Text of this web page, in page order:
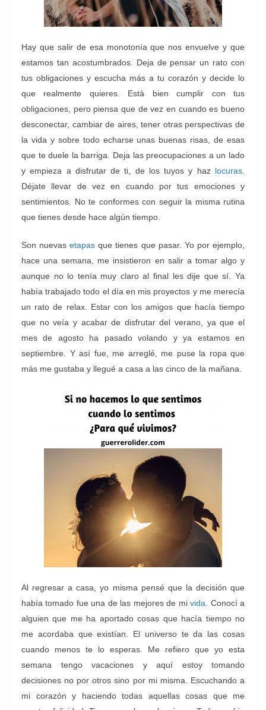
Hay que salir de esa monotonía que nos envuelve y que
estamos tan acostumbrados. Deja de pensar un rato con
tus obligaciones y escucha más a tu corazón y decide lo
que realmente quieres. Está bien cumplir con tus
obligaciones, pero piensa que de vez en cuando es bueno
desconectar, cambiar de aires, tener otras perspectivas de
la vida y sobre todo echarse unas buenas risas, de esas
que te duele la barriga. Deja las preocupaciones a un lado
y empieza a disfrutar de ti, de los tuyos y haz locuras
Déjate llevar de vez en cuando por tus emociones y
sentimientos. No te conformes con seguir la misma rutina
que tienes desde hace algún tiempo.
Son nuevasetapas que tienes que pasar. Yo por ejemplo,
hace una semana, me insistieron en salir a tomar algo y
aunque no lo tenía muy claro al final les dije que sí. Ya
había trabajado todo el día en mis proyectos y me merecía
un rato de relax. Estar con los amigos que hacía tiempo
que no veía y acabar de disfrutar del verano, ya que el
mes de agosto ha pasado volando y ya estamos en
septiembre. Y así fue, me arreglé, me puse la ropa que
más me gustaba y llegué a casa a las cinco de la mañana.
Al regresar a casa, yo misma pensé que la decisión que
había tomado fue una de las mejores de mivida . Conocí a
alguien que me ha aportado cosas que hacía tiempo no
me acordaba que existían. El universo te da las cosas
cuando menos te lo esperas. Me refiero que yo esta
semana tengo vacaciones y aquí estoy tomando
decisiones no por otros sino por mi misma. Escuchando a
mi corazón y haciendo todas aquellas cosas que me